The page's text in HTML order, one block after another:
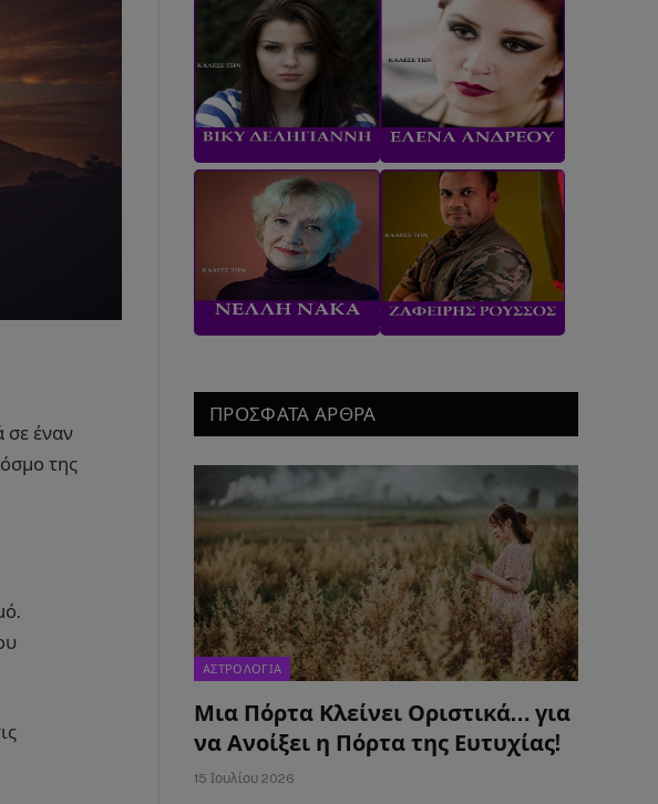
σε έναν
της
ΠΡΟΣΦΑΤΑ ΑΡΘΡΑ
ΑΣΤΡΟΛΟΓΙΑ
Μια Πόρτα Κλείνει Οριστικά… για
να Ανοίξει η Πόρτα της Ευτυχίας!
15 Ιουλίου 2026